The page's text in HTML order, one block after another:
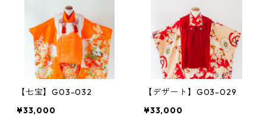
【七宝】G03-032
¥33,000
【デザート】G03-029
¥33,000